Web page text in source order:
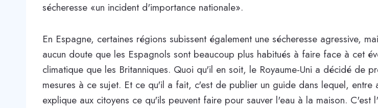
sécheresse «un incident d'importance nationale».
En Espagne, certaines régions subissent également une sécheresse agressive,
aucun doute que les Espagnols sont beaucoup plus habitués à faire face à cet
climatique que les Britanniques. Quoi qu'il en soit, le Royaume-Uni a décidé de
mesures à ce sujet. Et ce qu'il a fait, c'est de publier un guide dans lequel, entre
explique aux citoyens ce qu'ils peuvent faire pour sauver l'eau à la maison. C'est